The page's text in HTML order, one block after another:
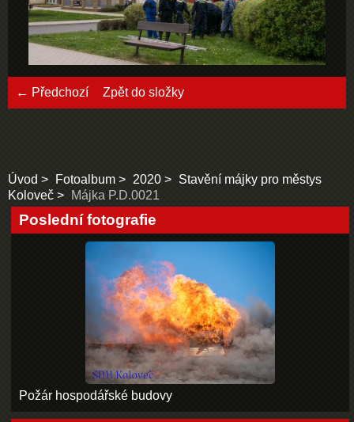
← Předchozí Zpět do složky
Úvod Fotoalbum 2020
Stavění májky pro městys
Koloveč
Májka P.D.0021
Poslední fotografie
Požár hospodářské budovy